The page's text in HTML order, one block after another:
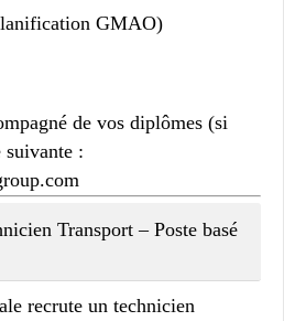
GMAO)
de vos diplômes (si
suivante :
Transport – Poste basé
recrute un technicien